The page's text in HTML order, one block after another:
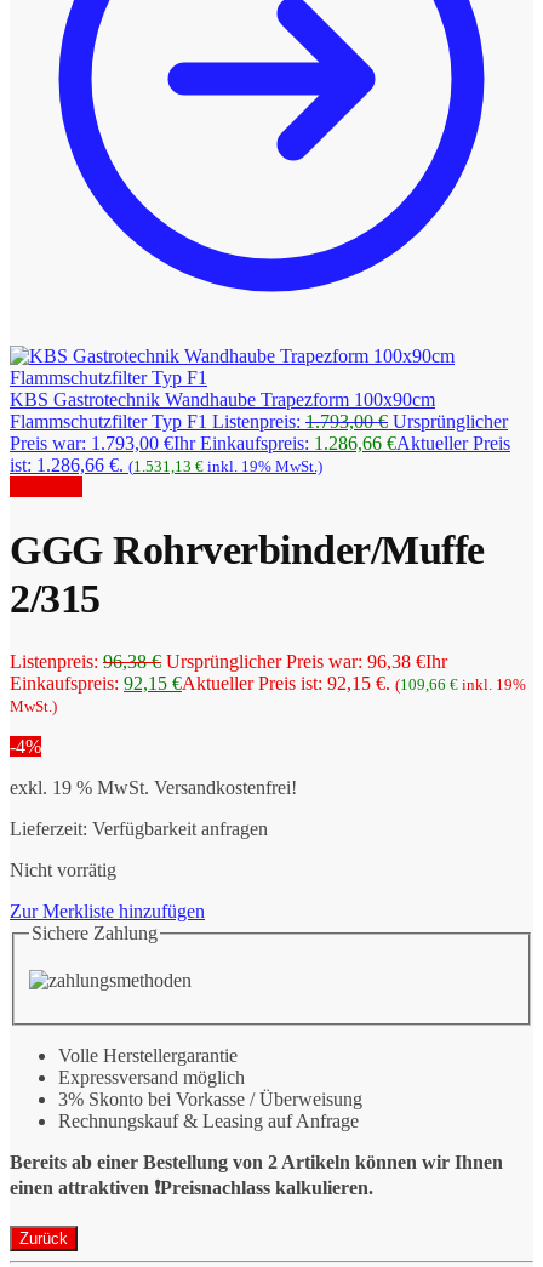
KBS Gastrotechnik Wandhaube Trapezform 100x90cm
Flammschutzfilter Typ F1 Listenpreis: 1.793,00€ Ursprünglicher
Preis war: 1.793,00 €Ihr Einkaufspreis: 1.286,66 €Aktueller Preis
ist: 1.286,66 €. (1.531,13 € inkl. 19% MwSt.)
GGG Rohrverbinder/Muffe
2/315
Listenpreis: 96,38€ Ursprünglicher Preis war: 96,38 €Ihr
Einkaufspreis: 92,15 €Aktueller Preis ist: 92,15 €. (109,66 € inkl. 19%
MwSt.)
-4%
exkl. 19 % MwSt. Versandkostenfrei!
Lieferzeit: Verfügbarkeit anfragen
Nicht vorrätig
Zur Merkliste hinzufügen
Sichere Zahlung
Volle Herstellergarantie
Expressversand möglich
3% Skonto bei Vorkasse / Überweisung
Rechnungskauf & Leasing auf Anfrage
Bereits ab einer Bestellung von 2 Artikeln können wir Ihnen
einen attraktiven ❗️Preisnachlass kalkulieren.